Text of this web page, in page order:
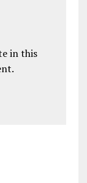
in this